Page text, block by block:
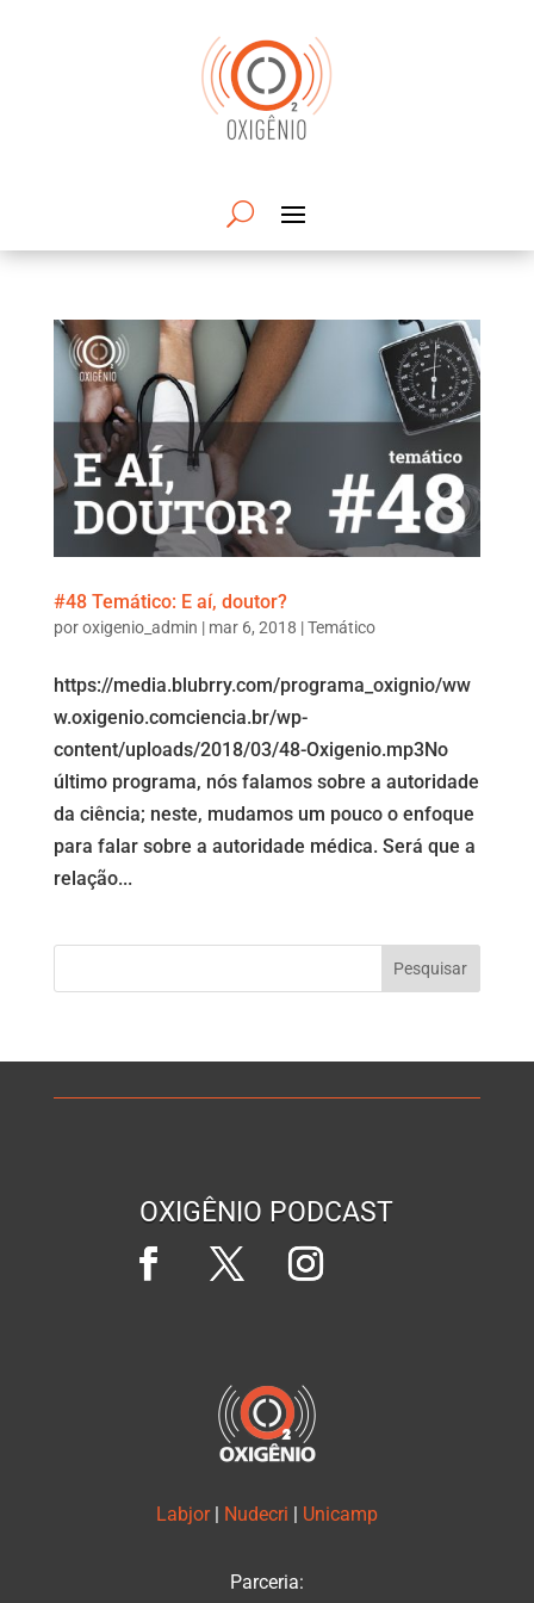
#48 Temático: E aí, doutor?
poroxigenio_admin | mar 6, 2018 |Temático
https://media.blubrry.com/programa_oxignio/ww
w.oxigenio.comciencia.br/wp-
content/uploads/2018/03/48-Oxigenio.mp3No
último programa, nós falamos sobre a autoridade
da ciência; neste, mudamos um pouco o enfoque
para falar sobre a autoridade médica. Será que a
relação...
OXIGÊNIO PODCAST
Labjor Nudecri Unicamp
Parceria: